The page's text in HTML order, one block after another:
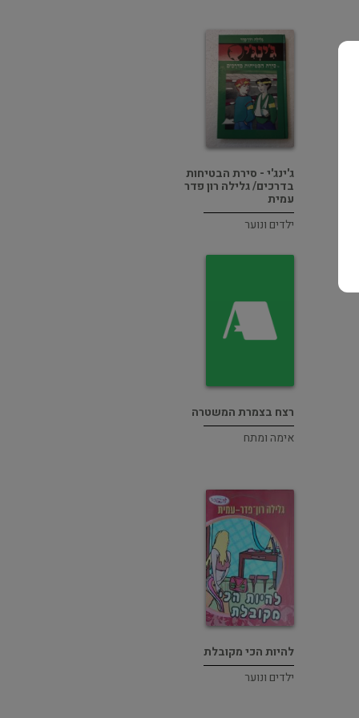
ג'ינג'י - סירת הבטיחות
בדרכים/ גלילה רון פדר
עמית
ילדים ונוער
רצח בצמרת המשטרה
אימה ומתח
להיות הכי מקובלת
ילדים ונוער